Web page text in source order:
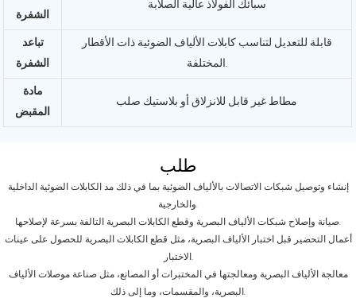
الشفرة
سبائك الفولاذ عالية الصلابة
تباعد
الشفرة
قابلة للتعديل لتناسب كابلات الألياف الضوئية ذات الأقطار
المختلفة.
مادة
المقبض
مطاط غير قابل للانزلاق أو بلاستيك صلب
طلب
إنشاء وتوصيل شبكات الاتصالات بالألياف الضوئية بما في ذلك مد الكابلات الضوئية الداخلية
والخارجية.
صيانة وإصلاح شبكات الألياف البصرية وقطع الكابلات البصرية التالفة بسرعة لإصلاحها.
أعمال التحضير قبل اختبار الألياف البصرية، مثل قطع الكابلات البصرية للحصول على عينات
الاختبار.
معالجة الألياف البصرية ومعالجتها في المختبرات أو المصانع، مثل صناعة موصلات الألياف
البصرية، والمقسمات، وما إلى ذلك.